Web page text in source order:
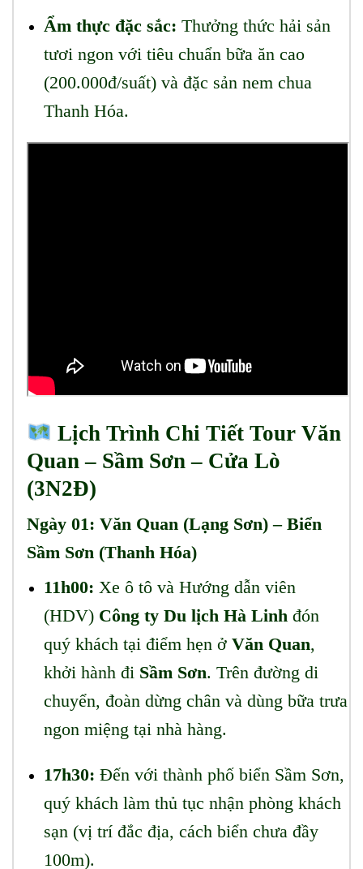
Ẩm thực đặc sắc: Thưởng thức hải sản
tươi ngon với tiêu chuẩn bữa ăn cao
(200.000đ/suất) và đặc sản nem chua
Thanh Hóa.
Lịch Trình Chi Tiết Tour Văn
Quan – Sầm Sơn – Cửa Lò
(3N2Đ)
Ngày 01: Văn Quan (Lạng Sơn) – Biển
Sầm Sơn (Thanh Hóa)
11h00: Xe ô tô và Hướng dẫn viên
(HDV) Công ty Du lịch Hà Linhđón
quý khách tại điểm hẹn ở Văn Quan,
khởi hành đi Sầm Sơn. Trên đường di
chuyển, đoàn dừng chân và dùng bữa trưa
ngon miệng tại nhà hàng.
17h30: Đến với thành phố biển Sầm Sơn,
quý khách làm thủ tục nhận phòng khách
sạn (vị trí đắc địa, cách biển chưa đầy
100m).